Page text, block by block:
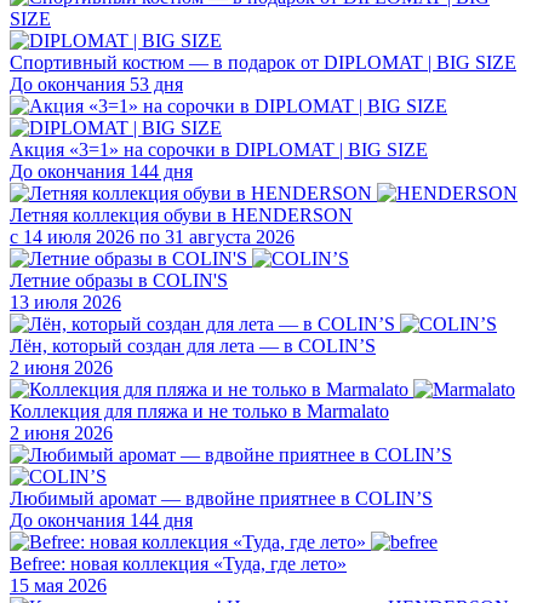
Спортивный костюм — в подарок от DIPLOMAT | BIG SIZE
До окончания 53 дня
Акция «3=1» на сорочки в DIPLOMAT | BIG SIZE
До окончания 144 дня
Летняя коллекция обуви в HENDERSON
с 14 июля 2026 по 31 августа 2026
Летние образы в COLIN'S
13 июля 2026
Лён, который создан для лета — в COLIN’S
2 июня 2026
Коллекция для пляжа и не только в Marmalato
2 июня 2026
Любимый аромат — вдвойне приятнее в COLIN’S
До окончания 144 дня
Befree: новая коллекция «Туда, где лето»
15 мая 2026